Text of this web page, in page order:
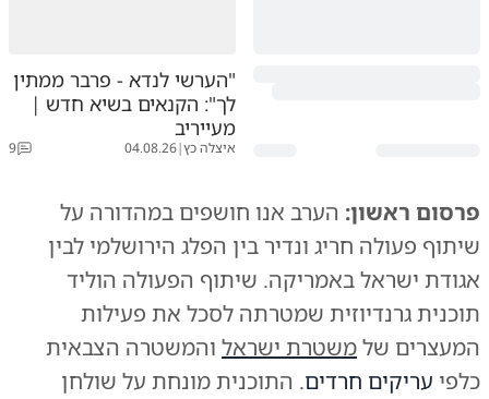
"הערשי לנדא - פרבר ממתין
לך": הקנאים בשיא חדש |
מעייריב
איצלה כץ|
04.08.26
9
פרסום ראשון: הערב אנו חושפים במהדורה על
שיתוף פעולה חריג ונדיר בין הפלג הירושלמי לבין
אגודת ישראל באמריקה. שיתוף הפעולה הוליד
תוכנית גרנדיוזית שמטרתה לסכל את פעילות
המעצרים שלמשטרת ישראל והמשטרה הצבאית
כלפי עריקים חרדים. התוכנית מונחת על שולחן